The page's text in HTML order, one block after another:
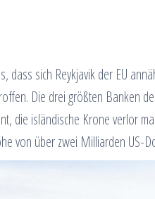
sich Reykjavik der EU
Die drei größten Banken
die isländische Krone verlor
von über zwei Milliarden US-